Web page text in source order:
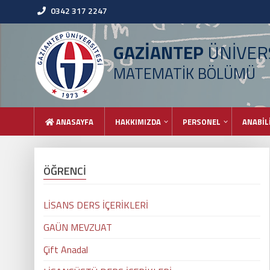
0342 317 2247
GAZİANTEP
MATEMATİK BÖLÜMÜ
ANASAYFA HAKKIMIZDA PERSONEL
ÖĞRENCİ
LİSANS DERS İÇERİKLERİ
GAÜN MEVZUAT
Çift Anadal